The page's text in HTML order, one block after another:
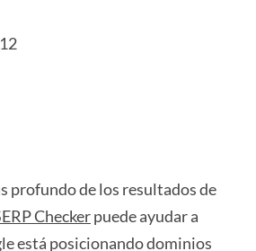
profundo de los resultados de
Checkerpuede ayudar a
está posicionando dominios